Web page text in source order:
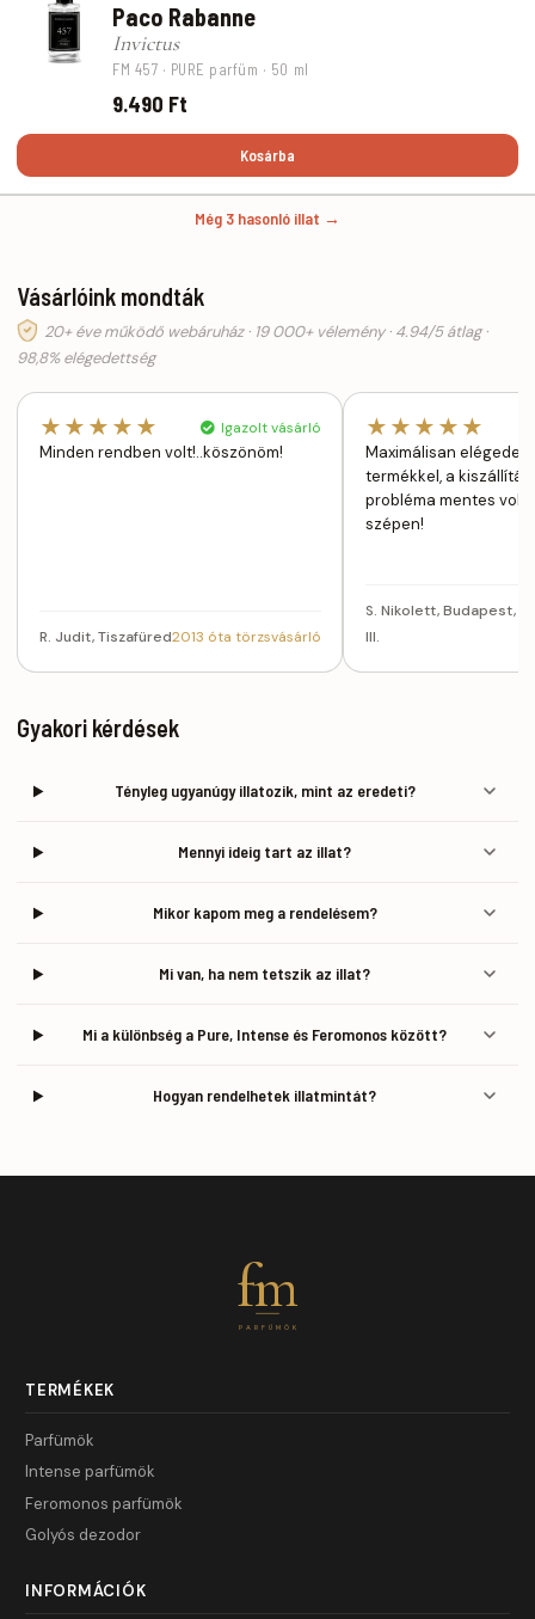
Paco Rabanne
Invictus
FM 457 · PURE parfüm · 50 ml
9.490 Ft
Kosárba
Még 3 hasonló illat →
Vásárlóink mondták
20+ éve működő webáruház · 19 000+ vélemény · 4.94/5 átlag ·
98,8% elégedettség
★★★★★ Igazolt vásárló
Minden rendben volt!..köszönöm!
R. Judit, Tiszafüred2013 óta törzsvásárló
★★★★★
Maximálisan elégedett
termékkel, a kiszállítás
probléma mentes volt.
szépen!
S. Nikolett, Budapest,
III.
Gyakori kérdések
Tényleg ugyanúgy illatozik, mint az eredeti?
Mennyi ideig tart az illat?
Mikor kapom meg a rendelésem?
Mi van, ha nem tetszik az illat?
Mi a különbség a Pure, Intense és Feromonos között?
Hogyan rendelhetek illatmintát?
fm
PARFÜMÖK
TERMÉKEK
Parfümök
Intense parfümök
Feromonos parfümök
Golyós dezodor
INFORMÁCIÓK